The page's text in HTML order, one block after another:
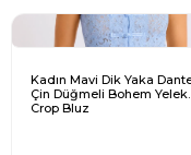
Kadın Mavi Dik Yaka
Çin Düğmeli Bohem Yelek
Crop Bluz